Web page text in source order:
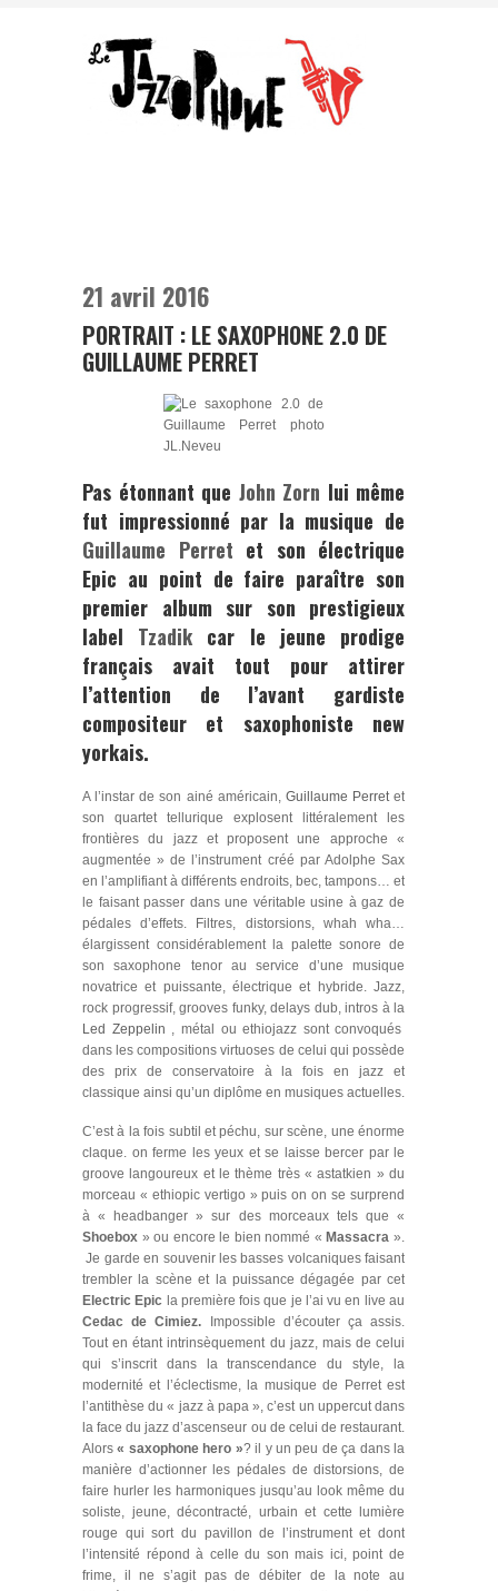
21 avril 2016
PORTRAIT : LE SAXOPHONE 2.0 DE
GUILLAUME PERRET
Pas étonnant que John Zorn lui même
fut impressionné par la musique de
Guillaume Perret et son électrique
Epic au point de faire paraître son
premier album sur son prestigieux
label Tzadik car le jeune prodige
français avait tout pour attirer
l’attention de l’avant gardiste
compositeur et saxophoniste new
yorkais.
A l’instar de son ainé américain,Guillaume Perret et
son quartet tellurique explosent littéralement les
frontières du jazz et proposent une approche «
augmentée » de l’instrument créé par Adolphe Sax
en l’amplifiant à différents endroits, bec, tampons… et
le faisant passer dans une véritable usine à gaz de
pédales d’effets. Filtres, distorsions, whah wha…
élargissent considérablement la palette sonore de
son saxophone tenor au service d’une musique
novatrice et puissante, électrique et hybride. Jazz,
rock progressif, grooves funky, delays dub, intros à la
Led Zeppelin , métal ou ethiojazz sont convoqués
dans les compositions virtuoses de celui qui possède
des prix de conservatoire à la fois en jazz et
classique ainsi qu’un diplôme en musiques actuelles.
C’est à la fois subtil et péchu, sur scène, une énorme
claque. on ferme les yeux et se laisse bercer par le
groove langoureux et le thème très « astatkien » du
morceau « ethiopic vertigo » puis on on se surprend
à « headbanger » sur des morceaux tels que «
Shoebox » ou encore le bien nommé « Massacra ».
Je garde en souvenir les basses volcaniques faisant
trembler la scène et la puissance dégagée par cet
Electric Epic la première fois que je l’ai vu en live au
Cedac de Cimiez. Impossible d’écouter ça assis.
Tout en étant intrinsèquement du jazz, mais de celui
qui s’inscrit dans la transcendance du style, la
modernité et l’éclectisme, la musique de Perret est
l’antithèse du « jazz à papa », c’est un uppercut dans
la face du jazz d’ascenseur ou de celui de restaurant.
Alors« saxophone hero »? il y un peu de ça dans la
manière d’actionner les pédales de distorsions, de
faire hurler les harmoniques jusqu’au look même du
soliste, jeune, décontracté, urbain et cette lumière
rouge qui sort du pavillon de l’instrument et dont
l’intensité répond à celle du son mais ici, point de
frime, il ne s’agit pas de débiter de la note au